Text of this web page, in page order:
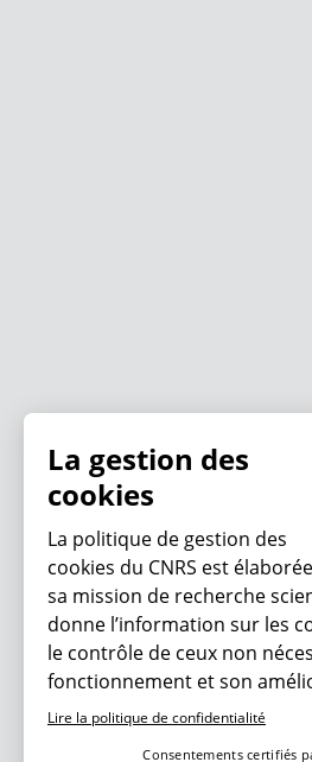
En ce moment
La gestion des
cookies
La politique de gestion des
cookies du CNRS est
sa mission de recherche
donne l’information sur les
le contrôle de ceux non
fonctionnement et son
Lire la politique de confidentialité
Consentements certifiés